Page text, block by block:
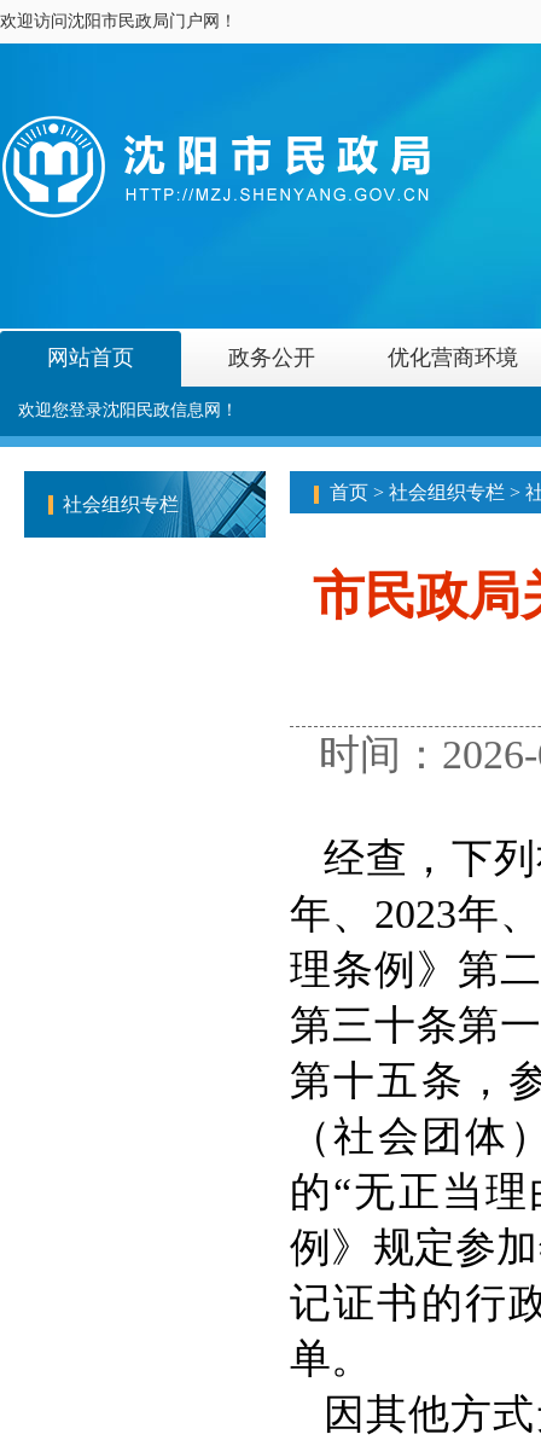
欢迎访问沈阳市民政局门户网！
网站首页 政务公开 优化营商环境
欢迎您登录沈阳民政信息网！
社会组织专栏
首页 > 社会组织专栏 >
市民政局
时间：
经查，下
年、2023年
理条例》第
第三十条第
第十五条，
（社会团体
的“无正当
例》规定参
记证书的行
单。
因其他方